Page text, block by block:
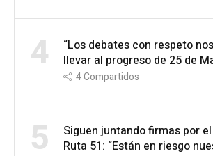
4
“Los debates con respeto
llevar al progreso de 25 de
4Compartidos
5
Siguen juntando firmas por
Ruta 51: “Están en riesgo